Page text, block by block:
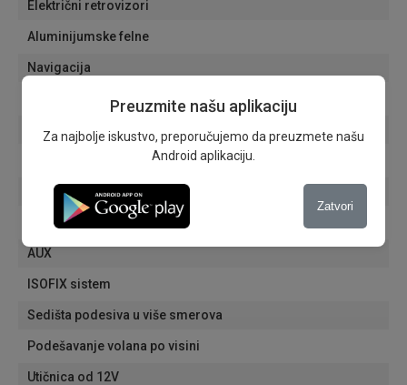
Električni retrovizori
Aluminijumske felne
Navigacija
Tonirana stakla
Električni podizači
Radio
MP3 player
AUX
ISOFIX sistem
Sedišta podesiva u više smerova
Podešavanje volana po visini
Utičnica od 12V
Preuzmite našu aplikaciju
Za najbolje iskustvo, preporučujemo da preuzmete našu
Android aplikaciju.
Zatvori